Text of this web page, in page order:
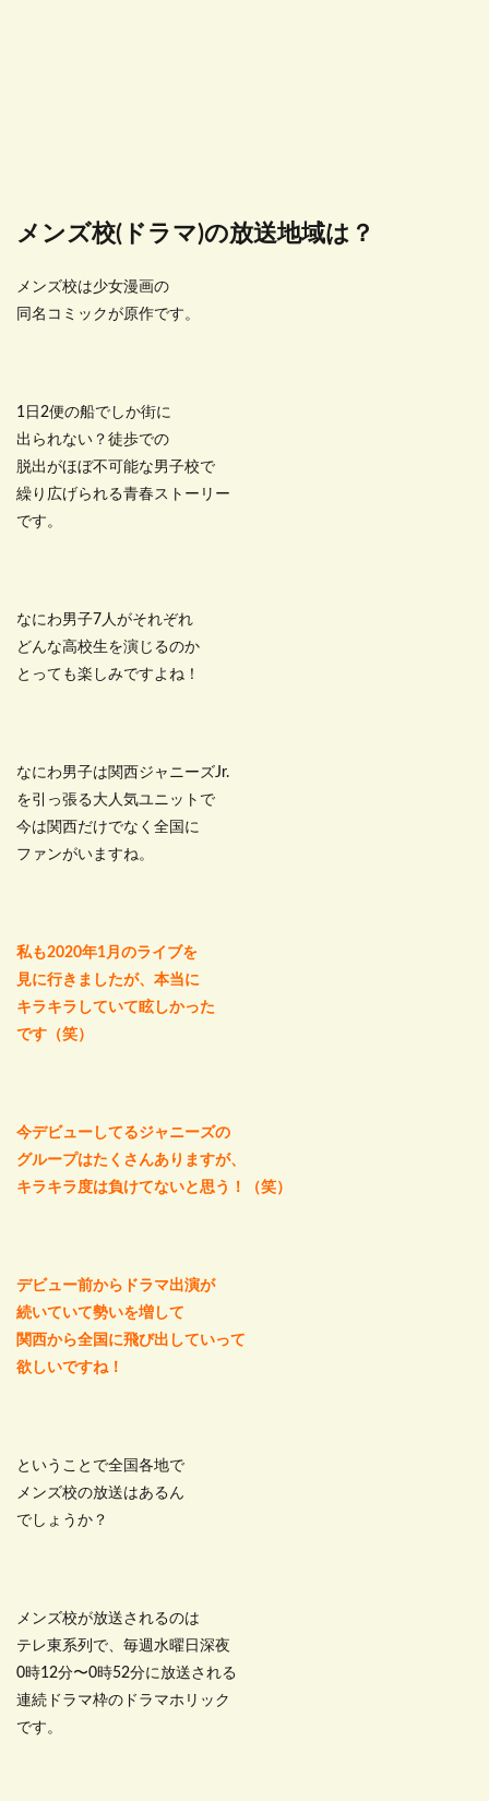
メンズ校(ドラマ)の放送地域は？
メンズ校は少女漫画の
同名コミックが原作です。
1日2便の船でしか街に
出られない？徒歩での
脱出がほぼ不可能な男子校で
繰り広げられる青春ストーリー
です。
なにわ男子7人がそれぞれ
どんな高校生を演じるのか
とっても楽しみですよね！
なにわ男子は関西ジャニーズJr.
を引っ張る大人気ユニットで
今は関西だけでなく全国に
ファンがいますね。
私も2020年1月のライブを
見に行きましたが、本当に
キラキラしていて眩しかった
です（笑）
今デビューしてるジャニーズの
グループはたくさんありますが、
キラキラ度は負けてないと思う！（笑）
デビュー前からドラマ出演が
続いていて勢いを増して
関西から全国に飛び出していって
欲しいですね！
ということで全国各地で
メンズ校の放送はあるん
でしょうか？
メンズ校が放送されるのは
テレ東系列で、毎週水曜日深夜
0時12分〜0時52分に放送される
連続ドラマ枠のドラマホリック
です。